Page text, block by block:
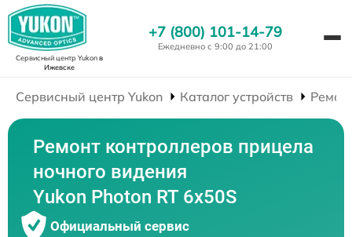
Сервисный центр Yukonв
Ижевске
+7 (800) 101-14-79
Ежедневно с 9:00 до 21:00
Сервисный центр Yukon Каталог устройств
Ремонт контроллеров прицела
ночного видения
Yukon Photon RT 6х50S
Официальный сервис